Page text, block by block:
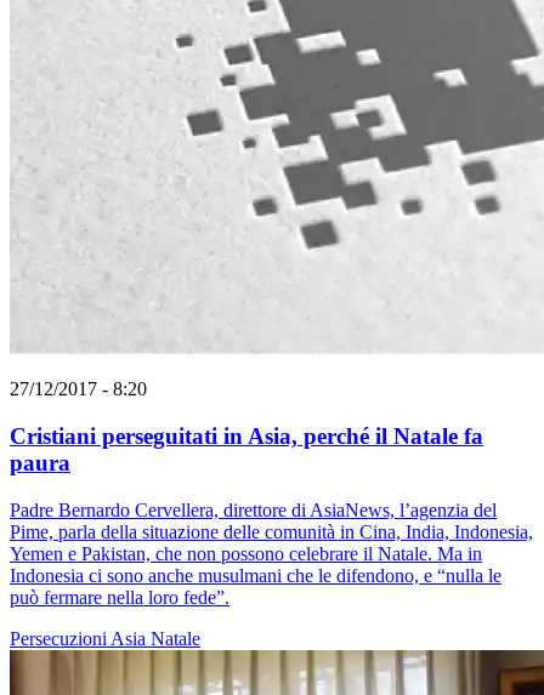
27/12/2017 - 8:20
Cristiani perseguitati in Asia, perché il Natale fa
paura
Padre Bernardo Cervellera, direttore di AsiaNews, l’agenzia del
Pime, parla della situazione delle comunità in Cina, India, Indonesia,
Yemen e Pakistan, che non possono celebrare il Natale. Ma in
Indonesia ci sono anche musulmani che le difendono, e “nulla le
può fermare nella loro fede”.
Persecuzioni Asia Natale